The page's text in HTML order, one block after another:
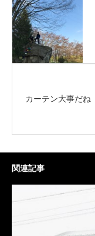
カーテン大事だね
関連記事